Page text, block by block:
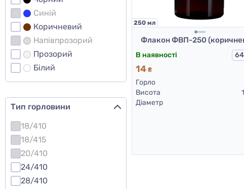
Синій
Коричневий
Напівпрозорий
Прозорий
Білий
Тип горловини
18/410
18/415
20/410
24/410
28/410
250 мл
Флакон ФВП-250
В наявності
14 ₴
Горло
Висота
Діаметр